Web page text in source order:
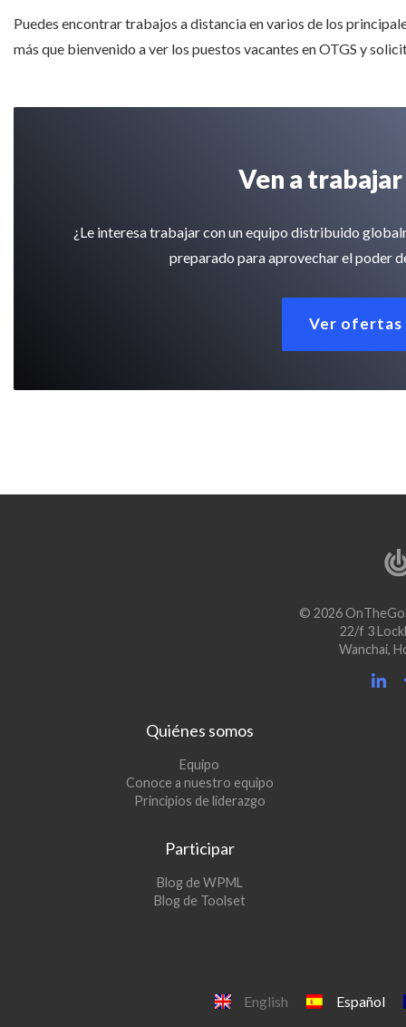
Puedes encontrar trabajos a distancia en varios de los
más que bienvenido a ver los puestos vacantes en OTGS y
Ven a
¿Le interesa trabajar con un equipo distribuido
preparado para aprovechar el poder
Ver ofertas
© 2026
22/f 3
Wanchai,
Quiénes somos
Equipo
Conoce a nuestro equipo
Principios de liderazgo
Participar
Blog de WPML
abre
Blog de Toolset(se
English Español